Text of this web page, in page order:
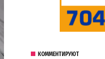
КОММЕНТИРУЮТ